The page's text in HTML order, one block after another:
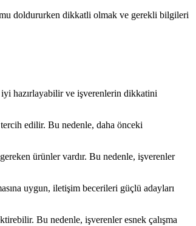
doldururken dikkatli olmak ve gerekli bilgileri
hazırlayabilir ve işverenlerin dikkatini
edilir. Bu nedenle, daha önceki
ürünler vardır. Bu nedenle, işverenler
uygun, iletişim becerileri güçlü adayları
Bu nedenle, işverenler esnek çalışma